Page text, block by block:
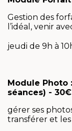
Gestion des
l’idéal, venir
jeudi de 9h à
Module Photo
séances) - 30€
gérer ses
transférer et les